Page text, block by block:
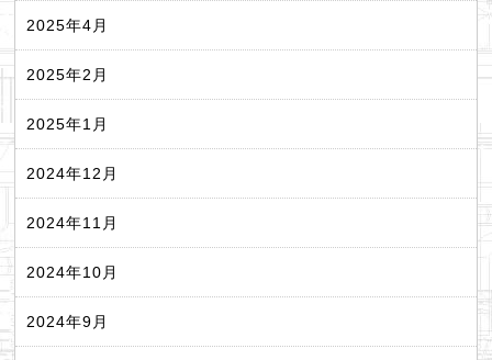
2025年4月
2025年2月
2025年1月
2024年12月
2024年11月
2024年10月
2024年9月